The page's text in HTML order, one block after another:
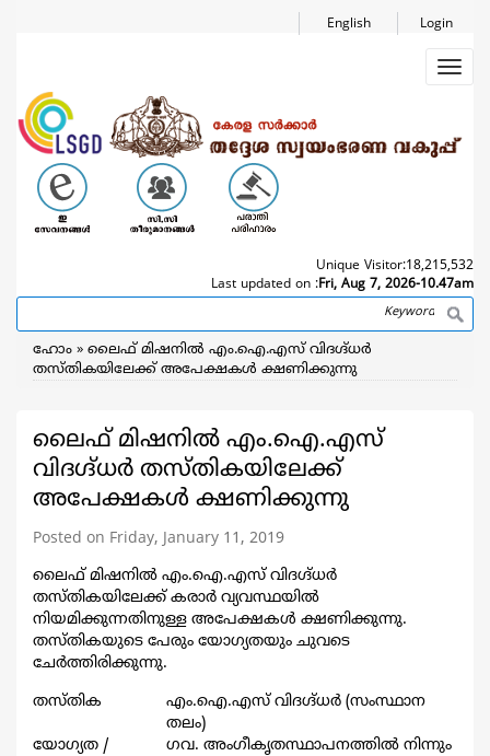
Login
English
Unique Visitor:18,215,532
Last updated on :Fri, Aug 7, 2026-10.47am
Search
Breadcrumb
ഹോം
ലൈഫ് മിഷനില്‍ എം.ഐ.എസ് വിദഗ്ദ്ധര്‍
തസ്തികയിലേക്ക് അപേക്ഷകള്‍ ക്ഷണിക്കുന്നു
ലൈഫ് മിഷനില്‍ എം.ഐ.എസ്
വിദഗ്ദ്ധര്‍ തസ്തികയിലേക്ക്
അപേക്ഷകള്‍ ക്ഷണിക്കുന്നു
Posted on Friday, January 11, 2019
ലൈഫ് മിഷനില്‍ എം.ഐ.എസ് വിദഗ്ദ്ധര്‍
തസ്തികയിലേക്ക് കരാര്‍ വ്യവസ്ഥയില്‍
നിയമിക്കുന്നതിനുള്ള അപേക്ഷകള്‍ ക്ഷണിക്കുന്നു.
തസ്തികയുടെ പേരും യോഗ്യതയും ചുവടെ
ചേര്‍ത്തിരിക്കുന്നു.
തസ്തിക
എം.ഐ.എസ് വിദഗ്ദ്ധര്‍ (സംസ്ഥാന
തലം)
യോഗ്യത /
ഗവ. അംഗീകൃതസ്ഥാപനത്തില്‍ നിന്നും